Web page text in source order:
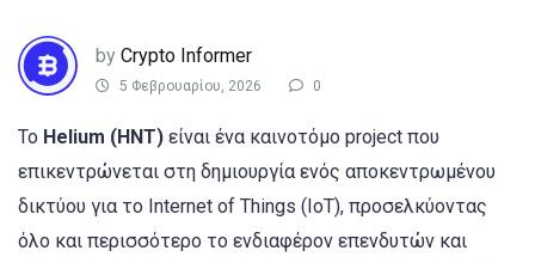
by Crypto Informer
5 Φεβρουαρίου, 2026 0
Το Helium (HNT) είναι ένα καινοτόμο project που
επικεντρώνεται στη δημιουργία ενός αποκεντρωμένου
δικτύου για το Internet of Things (IoT), προσελκύοντας
όλο και περισσότερο το ενδιαφέρον επενδυτών και